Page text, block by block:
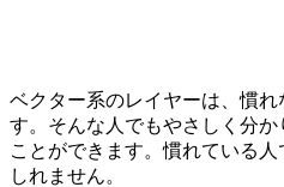
ベクター系のレイヤーは、慣
す。そんな人でもやさしく分
ことができます。慣れている
しれません。